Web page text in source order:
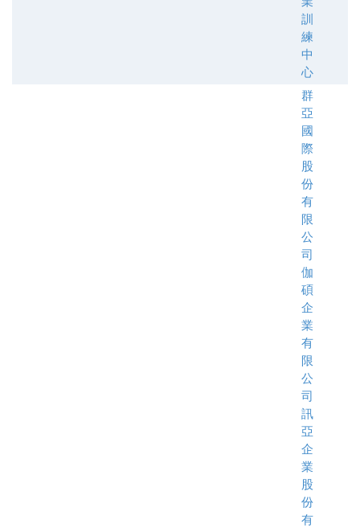
訓
練
中
心
群
亞
國
際
股
份
有
限
公
司
伽
碩
企
業
有
限
公
司
訊
亞
企
業
股
份
有